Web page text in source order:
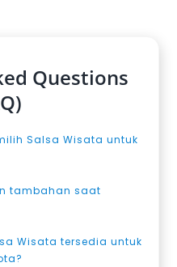
Questions
Salsa Wisata untuk
tambahan saat
Wisata tersedia untuk